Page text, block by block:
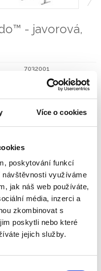
Více o cookies
poskytování funkcí
využíváme
jak náš web používáte,
média, inzerci a
zkombinovat s
poskytli nebo které
jejich služby.
- javorová,
7032001
/ 1000 x 800 x 25 mm
-
mm 1600 mm